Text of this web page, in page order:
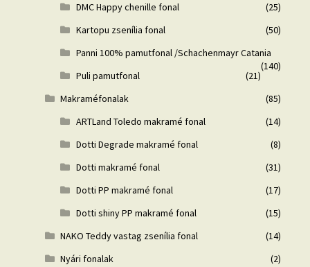
DMC Happy chenille fonal
(25)
Kartopu zsenília fonal
(50)
Panni 100% pamutfonal /Schachenmayr Catania
(140)
Puli pamutfonal
(21)
Makraméfonalak
(85)
ARTLand Toledo makramé fonal
(14)
Dotti Degrade makramé fonal
(8)
Dotti makramé fonal
(31)
Dotti PP makramé fonal
(17)
Dotti shiny PP makramé fonal
(15)
NAKO Teddy vastag zsenília fonal
(14)
Nyári fonalak
(2)